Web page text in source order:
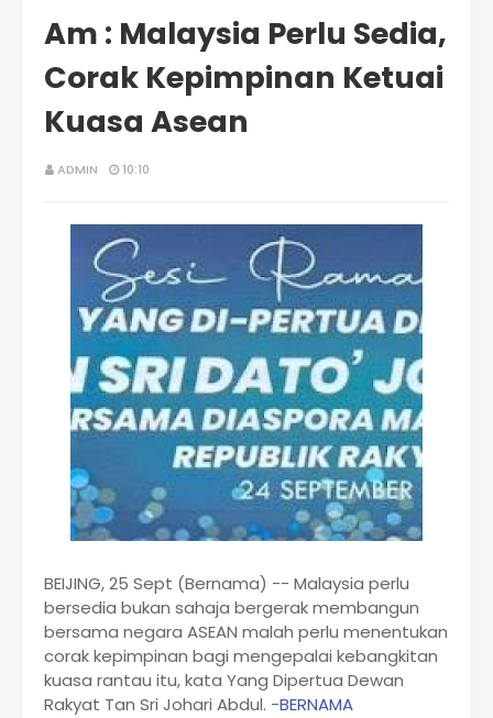
Am : Malaysia Perlu Sedia,
Corak Kepimpinan Ketuai
Kuasa Asean
ADMIN 10:10
BEIJING, 25 Sept (Bernama) -- Malaysia perlu
bersedia bukan sahaja bergerak membangun
bersama negara ASEAN malah perlu menentukan
corak kepimpinan bagi mengepalai kebangkitan
kuasa rantau itu, kata Yang Dipertua Dewan
Rakyat Tan Sri Johari Abdul. -BERNAMA